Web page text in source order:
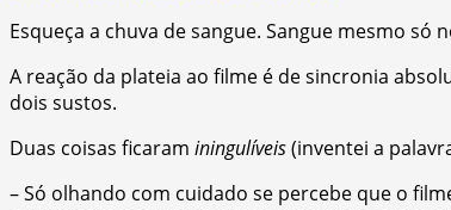
Esqueça a chuva de sangue. Sangue mesmo
A reação da plateia ao filme é de sincronia
dois sustos.
Duas coisas ficaram iningulíveis(inventei a
– Só olhando com cuidado se percebe que o